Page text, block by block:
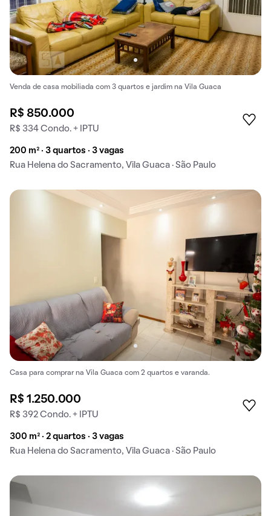
Venda de casa mobiliada com 3 quartos e jardim na Vila Guaca
R$ 850.000
R$ 334 Condo. + IPTU
200 m² · 3 quartos · 3 vagas
Rua Helena do Sacramento, Vila Guaca · São Paulo
Casa para comprar na Vila Guaca com 2 quartos e varanda.
R$ 1.250.000
R$ 392 Condo. + IPTU
300 m² · 2 quartos · 3 vagas
Rua Helena do Sacramento, Vila Guaca · São Paulo